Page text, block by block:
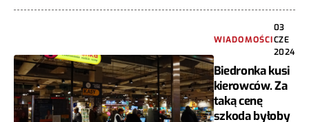
WIADOMOŚCI
03
CZE
2024
Biedronka kusi
kierowców. Za
taką cenę
szkoda byłoby